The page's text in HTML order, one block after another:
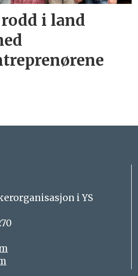
i land
i YS